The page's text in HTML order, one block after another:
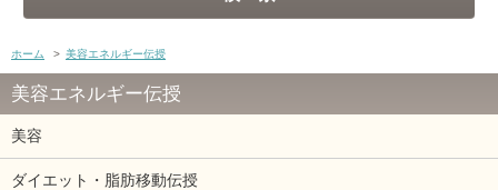
ホーム > 美容エネルギー伝授
美容エネルギー伝授
美容
ダイエット・脂肪移動伝授